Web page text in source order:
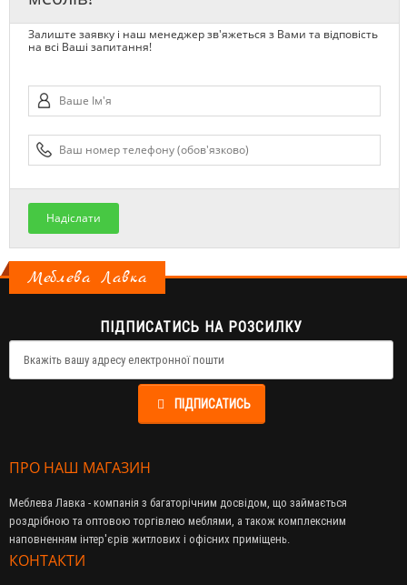
Залиште заявку і наш менеджер зв'яжеться з Вами та відповість
на всі Ваші запитання!
Надіслати
Меблева Лавка
ПІДПИСАТИСЬ НА РОЗСИЛКУ
ПІДПИСАТИСЬ
ПРО НАШ МАГАЗИН
Меблева Лавка - компанія з багаторічним досвідом, що займається
роздрібною та оптовою торгівлею меблями, а також комплексним
наповненням інтер'єрів житлових і офісних приміщень.
КОНТАКТИ